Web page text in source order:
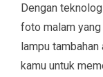
Dengan
foto malam yang
lampu
kamu untuk